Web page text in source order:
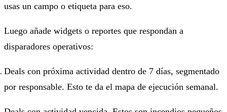
usas un campo o etiqueta para eso.
Luego añade widgets o reportes que respondan a
disparadores operativos:
Deals con próxima actividad dentro de 7 días, segmentado
por responsable. Esto te da el mapa de ejecución semanal.